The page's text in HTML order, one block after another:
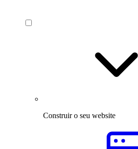
Construir o seu website